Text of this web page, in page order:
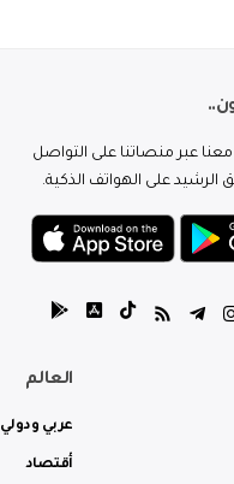
عبر منصاتنا على التواصل
الرشيد على الهواتف الذكية.
العالم
عربي ودولي
أقتصاد